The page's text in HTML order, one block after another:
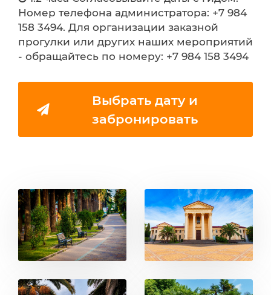
Номер телефона администратора: +7 984
158 3494. Для организации заказной
прогулки или других наших мероприятий
- обращайтесь по номеру: +7 984 158 3494
Выбрать дату и
забронировать